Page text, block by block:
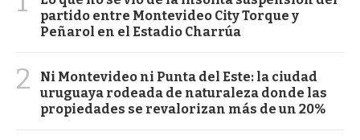
partido entre Montevideo City Torque y
Peñarol en el Estadio Charrúa
2
Ni Montevideo ni Punta del Este: la ciudad
uruguaya rodeada de naturaleza donde las
propiedades se revalorizan más de un 20%